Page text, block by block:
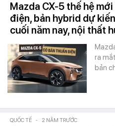
Mazda CX-5 thế hệ
điện, bản hybrid dự
cuối năm nay, nội thất
ra
bản
QUỐC TẾ - 2 NĂM TRƯỚC